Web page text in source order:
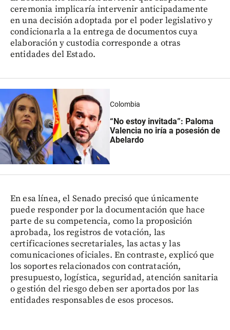
ceremonia implicaría intervenir anticipadamente
en una decisión adoptada por el poder legislativo y
condicionarla a la entrega de documentos cuya
elaboración y custodia corresponde a otras
entidades del Estado.
Colombia
“No estoy invitada”: Paloma
Valencia no iría a posesión de
Abelardo
En esa línea, el Senado precisó que únicamente
puede responder por la documentación que hace
parte de su competencia, como la proposición
aprobada, los registros de votación, las
certificaciones secretariales, las actas y las
comunicaciones oficiales. En contraste, explicó que
los soportes relacionados con contratación,
presupuesto, logística, seguridad, atención sanitaria
o gestión del riesgo deben ser aportados por las
entidades responsables de esos procesos.